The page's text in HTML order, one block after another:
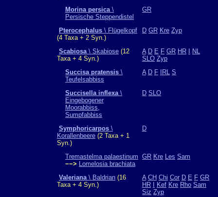
Morina persica\
Persische Steppendistel
GR
Pterocephalus \ Flügelkopf
(4 Taxa + 2 Syn.)
D GR Kre Zyp
Scabiosa\ Skabiose (12
Taxa + 4 Syn.)
A D E F GR HR
NL
SLO Zyp
Succisa pratensis \
Teufelsabbiss
A D F IRL S
Succisella inflexa\
Eingebogener
Moorabbiss,
Sumpfabbiss
D SLO
Symphoricarpos \
Korallenbeere (2 Taxa + 1
Syn.)
D
Tremastelma palaestinum
−−> Lomelosia brachiata
GR Kre Les Sam
Valeriana\ Baldrian (16
Taxa + 4 Syn.)
A CH Chi Cor D E F GR
HR
Kef Kre Rho Sam
Siz Zyp